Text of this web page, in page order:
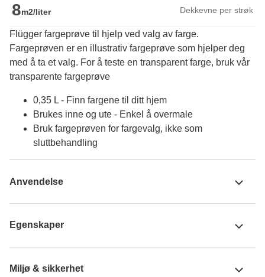
8m2/liter Dekkevne per strøk
Flügger fargeprøve til hjelp ved valg av farge.
Fargeprøven er en illustrativ fargeprøve som hjelper deg
med å ta et valg. For å teste en transparent farge, bruk vår
transparente fargeprøve
0,35 L - Finn fargene til ditt hjem
Brukes inne og ute - Enkel å overmale
Bruk fargeprøven for fargevalg, ikke som
sluttbehandling
Anvendelse
Egenskaper
Miljø & sikkerhet